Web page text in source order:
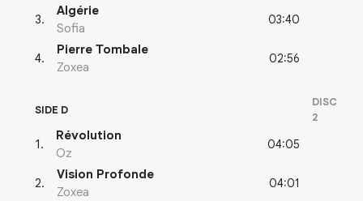
3.
Algérie
Sofia
03:40
4.
Pierre Tombale
Zoxea
02:56
SIDE D
DISC
2
1 .
Révolution
Oz
04:05
2.
Vision Profonde
Zoxea
04:01